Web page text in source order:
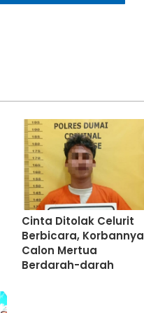
Cinta Ditolak Celurit
Berbicara, Korbannya
Calon Mertua
Berdarah-darah